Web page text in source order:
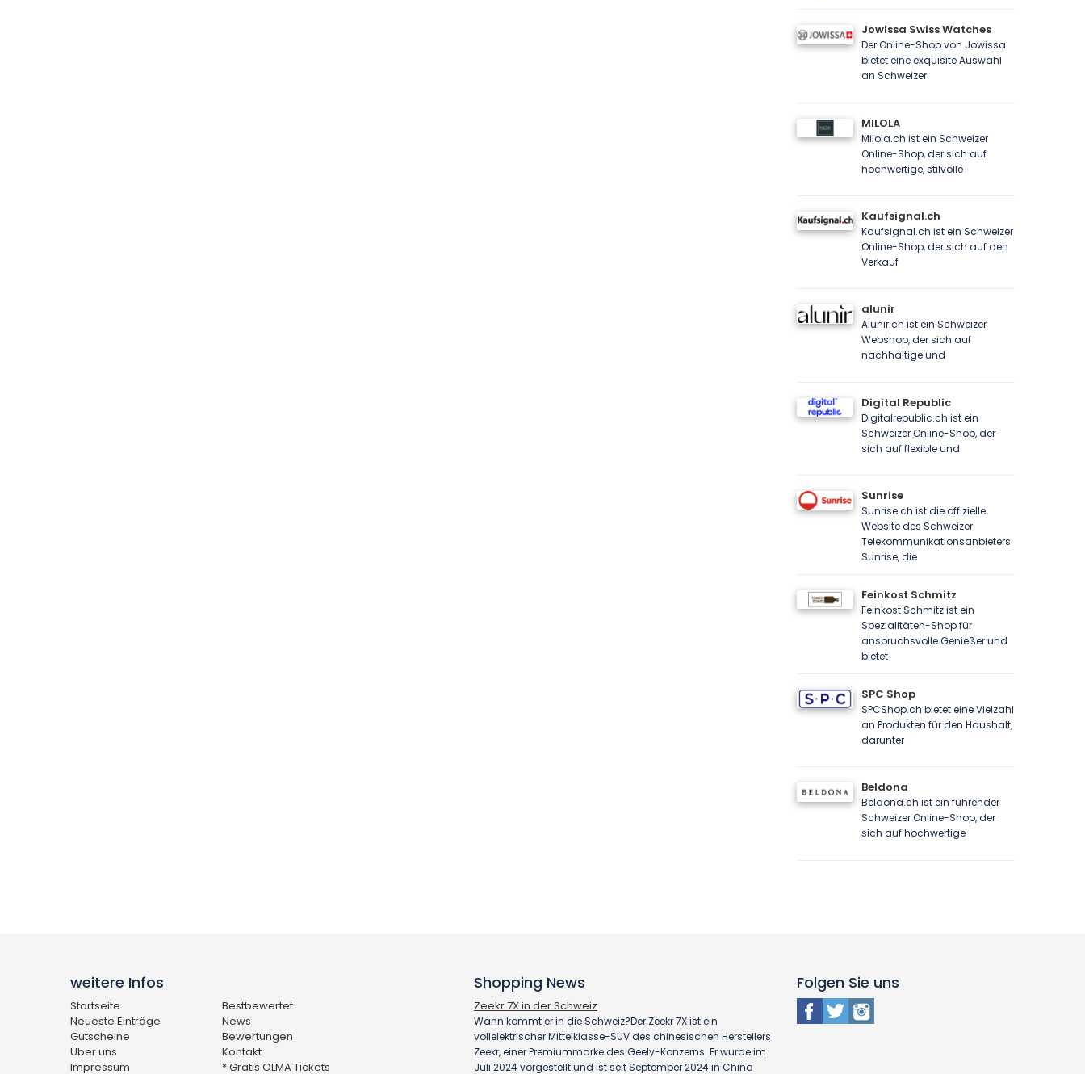
Jowissa Swiss Watches
Der Online-Shop von Jowissa
bietet eine exquisite Auswahl
an Schweizer
MILOLA
Milola.ch ist ein Schweizer
Online-Shop, der sich auf
hochwertige, stilvolle
Kaufsignal.ch
Kaufsignal.ch ist ein Schweizer
Online-Shop, der sich auf den
Verkauf
alunir
Alunir.ch ist ein Schweizer
Webshop, der sich auf
nachhaltige und
Digital Republic
Digitalrepublic.ch ist ein
Schweizer Online-Shop, der
sich auf flexible und
Sunrise
Sunrise.ch ist die offizielle
Website des Schweizer
Telekommunikationsanbieters
Sunrise, die
Feinkost Schmitz
Feinkost Schmitz ist ein
Spezialitäten-Shop für
anspruchsvolle Genießer und
bietet
SPC Shop
SPCShop.ch bietet eine Vielzahl
an Produkten für den Haushalt,
darunter
Beldona
Beldona.ch ist ein führender
Schweizer Online-Shop, der
sich auf hochwertige
weitere Infos
Startseite
Bestbewertet
Neueste Einträge
News
Gutscheine
Bewertungen
Über uns
Kontakt
Impressum
* Gratis OLMA Tickets
Shopping News
Zeekr 7X in der Schweiz
Wann kommt er in die Schweiz?Der Zeekr 7X ist ein
vollelektrischer Mittelklasse-SUV des chinesischen Herstellers
Zeekr, einer Premiummarke des Geely-Konzerns. Er wurde im
Juli 2024 vorgestellt und ist seit September 2024 in China
Folgen Sie uns